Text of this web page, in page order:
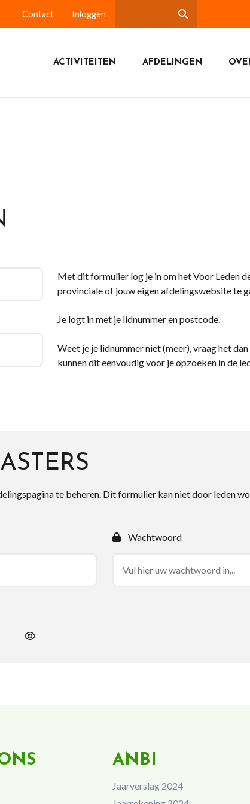
Contact Inloggen
ACTIVITEITEN AFDELINGEN
Met dit formulier log je in om het Voor Leden
provinciale of jouw eigen afdelingswebsite te
Je logt in met je lidnummer en postcode.
Weet je je lidnummer niet (meer), vraag het
kunnen dit eenvoudig voor je opzoeken in de
te beheren. Dit formulier kan niet door leden
Wachtwoord
ANBI
Jaarverslag 2024